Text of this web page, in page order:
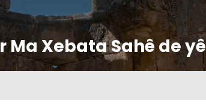
Xebata Sahê de yê